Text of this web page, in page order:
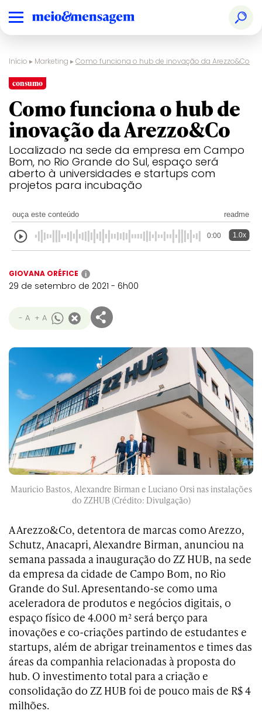
Início ▸ Marketing ▸Como funciona o hub de inovação da Arezzo&Co
consumo
Como funciona o hub de
inovação da Arezzo&Co
Localizado na sede da empresa em Campo
Bom, no Rio Grande do Sul, espaço será
aberto à universidades e startups com
projetos para incubação
ouça este conteúdo readme
0:00 1.0x
GIOVANA ORÉFICE i
29 de setembro de 2021 - 6h00
- A + A
Mauricio Bastos, Alexandre Birman e Luciano Orsi nas instalações
do ZZHUB (Crédito: Divulgação)
A Arezzo&Co, detentora de marcas como Arezzo,
Schutz, Anacapri, Alexandre Birman, anunciou na
semana passada a inauguração do ZZ HUB, na sede
da empresa da cidade de Campo Bom, no Rio
Grande do Sul. Apresentando-se como uma
aceleradora de produtos e negócios digitais, o
espaço físico de 4.000 m² será berço para
inovações e co-criações partindo de estudantes e
startups, além de abrigar treinamentos e times das
áreas da companhia relacionadas à proposta do
hub. O investimento total para a criação e
consolidação do ZZ HUB foi de pouco mais de R$ 4
milhões.